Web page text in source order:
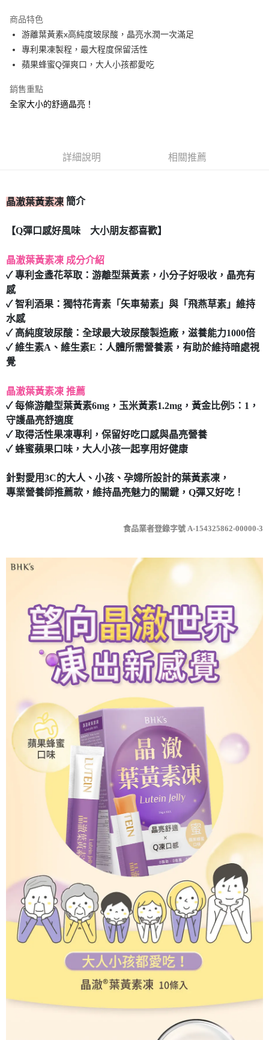
合作金庫商業銀行
華南商業銀行
彰化商業銀行
上海商業儲蓄銀行
台北富邦商業銀行
國泰世華商業銀行
兆豐國際商業銀行
匯豐（台灣）商業銀行
聯邦商業銀行
台灣樂天信用卡公司
超商取貨付款
LINE Pay
街口支付
付款後全家取貨
每筆NT$80，滿NT$490(含以上)免運費
付款後7-11取貨
每筆NT$80，滿NT$490(含以上)免運費
宅配
每筆NT$80，滿NT$490(含以上)免運費
商品特色
游離葉黃素x高純度玻尿酸，晶亮水潤一次滿足
專利果凍製程，最大程度保留活性
蘋果蜂蜜Q彈爽口，大人小孩都愛吃
銷售重點
全家大小的舒適晶亮！
詳細說明 相關推薦
晶澈葉黃素凍 簡介
【Q彈口感好風味 大小朋友都喜歡】
晶澈葉黃素凍 成分介紹
✓ 專利金盞花萃取：游離型葉黃素，小分子好吸收，晶亮有
感
✓ 智利酒果：獨特花青素「矢車菊素」與「飛燕草素」維持
水感
✓ 高純度玻尿酸：全球最大玻尿酸製造廠，滋養能力1000倍
✓ 維生素A、維生素E：人體所需營養素，有助於維持暗處視
覺
晶澈葉黃素凍 推薦
✓ 每條游離型葉黃素6mg，玉米黃素1.2mg，黃金比例5：1，
守護晶亮舒適度
✓ 取得活性果凍專利，保留好吃口感與晶亮營養
✓ 蜂蜜蘋果口味，大人小孩一起享用好健康
針對愛用3C的大人、小孩、孕婦所設計的葉黃素凍，
專業營養師推薦款，維持晶亮魅力的關鍵，Q彈又好吃！
食品業者登錄字號 A-154325862-00000-3